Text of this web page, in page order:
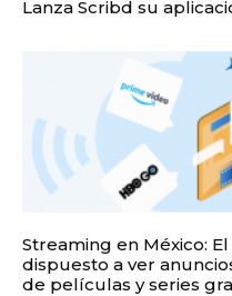
Lanza Scribd su
Streaming en México:
dispuesto a ver
de películas y series